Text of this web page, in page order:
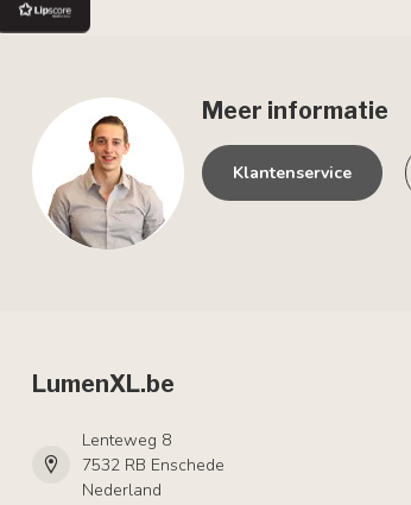
Meer informatie
Klantenservice
LumenXL.be
Lenteweg 8
7532 RB Enschede
Nederland